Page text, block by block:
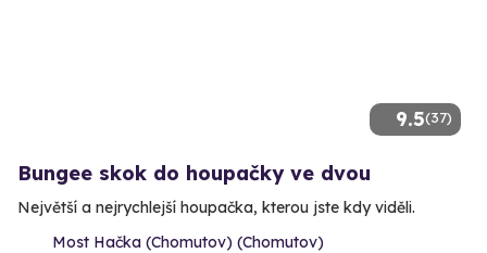
9.5(37)
Bungee skok do houpačky ve dvou
Největší a nejrychlejší houpačka, kterou jste kdy viděli.
Most Hačka (Chomutov) (Chomutov)